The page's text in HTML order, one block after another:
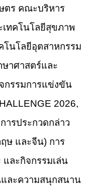
ตร คณะบริหาร
ทคโนโลยีสุขภาพ
โนโลยีอุตสาหกรรม
าศาสตร์และ
กรรมการแข่งขัน
2026,
ารประกวดกล่าว
ษ และจีน) การ
ละกิจกรรมเล่น
และความสนุกสนาน